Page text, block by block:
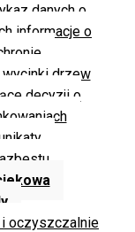
danych o
informacje o
drzew
decyzji o
oczyszczalnie